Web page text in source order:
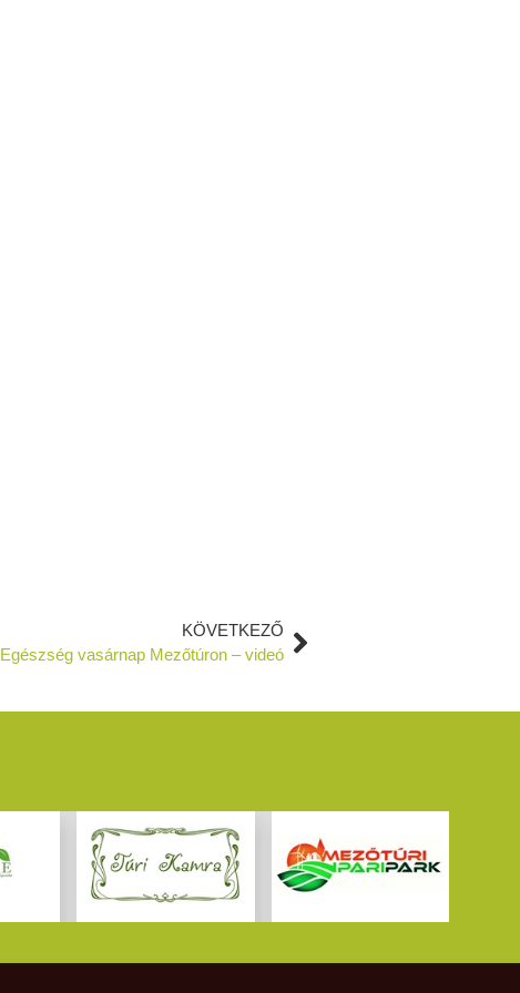
KÖVETKEZŐ
Egészség vasárnap Mezőtúron – videó